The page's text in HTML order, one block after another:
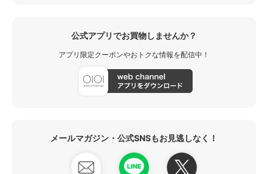
公式アプリでお買物しませんか？
アプリ限定クーポンやおトクな情報を配信中！
メールマガジン・公式SNSもお見逃しなく！